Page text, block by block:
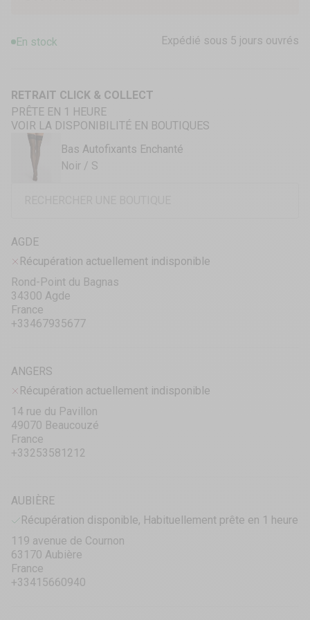
En stock Expédié sous 5 jours ouvrés
RETRAIT CLICK & COLLECT
PRÊTE EN 1 HEURE
VOIR LA DISPONIBILITÉ EN BOUTIQUES
Bas Autofixants Enchanté
Noir / S
AGDE
Récupération actuellement indisponible
Rond-Point du Bagnas
34300 Agde
France
+33467935677
ANGERS
Récupération actuellement indisponible
14 rue du Pavillon
49070 Beaucouzé
France
+33253581212
AUBIÈRE
Récupération disponible, Habituellement prête en 1 heure
119 avenue de Cournon
63170 Aubière
France
+33415660940